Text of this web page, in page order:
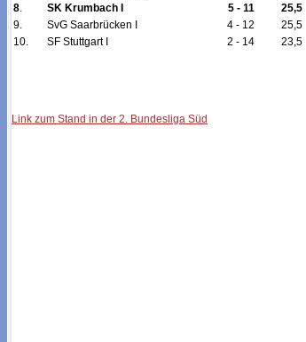
8. SK Krumbach I 5 - 11
25,5
9.
SvG Saarbrücken I 4 - 12
25,5
10.
SF Stuttgart I 2 - 14 23,5
Link zum Stand in der 2. Bundesliga Süd